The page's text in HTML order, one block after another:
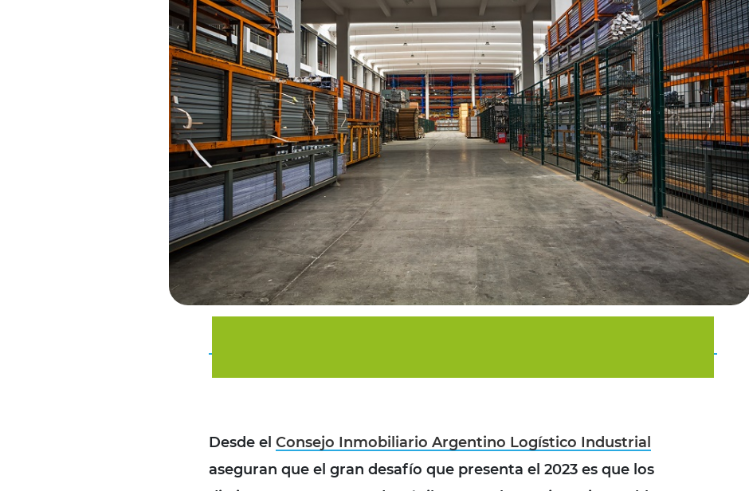
Desde el Consejo Inmobiliario Argentino Logístico Industrial
aseguran que el gran desafío que presenta el 2023 es que los